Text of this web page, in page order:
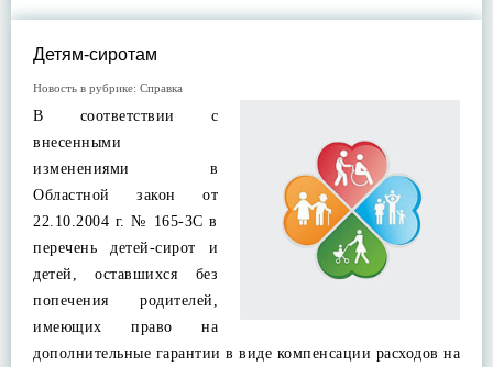
Детям-сиротам
Новость в рубрике: Справка
В соответствии с
внесенными
изменениями в
Областной закон от
22.10.2004 г. № 165-ЗС в
перечень детей-сирот и
детей, оставшихся без
попечения родителей,
имеющих право на
дополнительные гарантии в виде компенсации расходов на